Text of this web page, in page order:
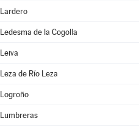
Lardero
Ledesma de la Cogolla
Leiva
Leza de Río Leza
Logroño
Lumbreras